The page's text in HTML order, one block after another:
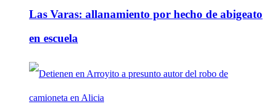
Las Varas: allanamiento por hecho de abigeato
en escuela